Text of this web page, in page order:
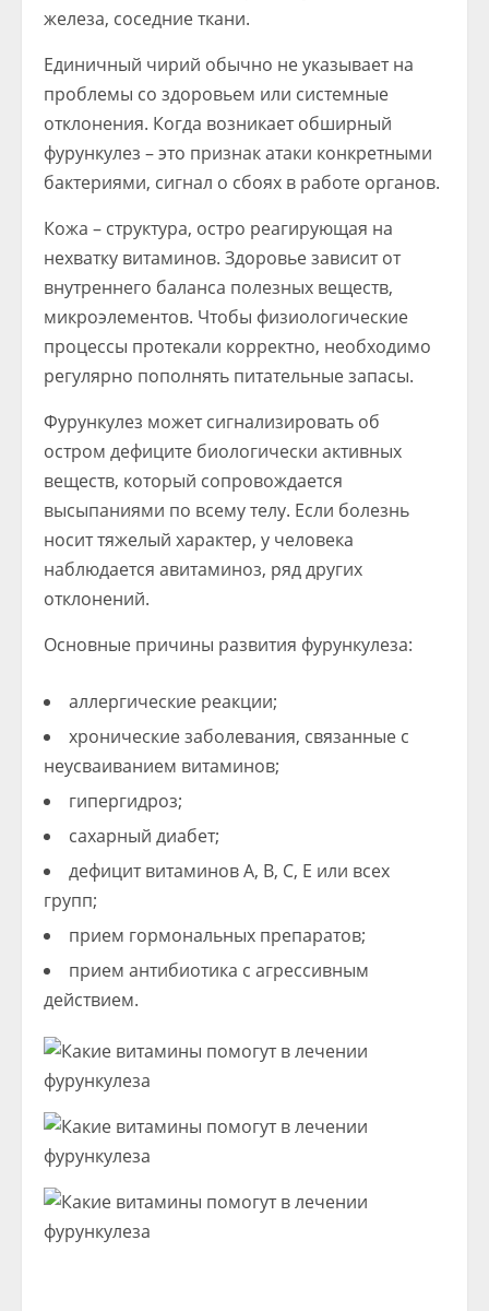
железа, соседние ткани.
Единичный чирий обычно не указывает на
проблемы со здоровьем или системные
отклонения. Когда возникает обширный
фурункулез – это признак атаки конкретными
бактериями, сигнал о сбоях в работе органов.
Кожа – структура, остро реагирующая на
нехватку витаминов. Здоровье зависит от
внутреннего баланса полезных веществ,
микроэлементов. Чтобы физиологические
процессы протекали корректно, необходимо
регулярно пополнять питательные запасы.
Фурункулез может сигнализировать об
остром дефиците биологически активных
веществ, который сопровождается
высыпаниями по всему телу. Если болезнь
носит тяжелый характер, у человека
наблюдается авитаминоз, ряд других
отклонений.
Основные причины развития фурункулеза:
аллергические реакции;
хронические заболевания, связанные с
неусваиванием витаминов;
гипергидроз;
сахарный диабет;
дефицит витаминов А, В, С, Е или всех
групп;
прием гормональных препаратов;
прием антибиотика с агрессивным
действием.